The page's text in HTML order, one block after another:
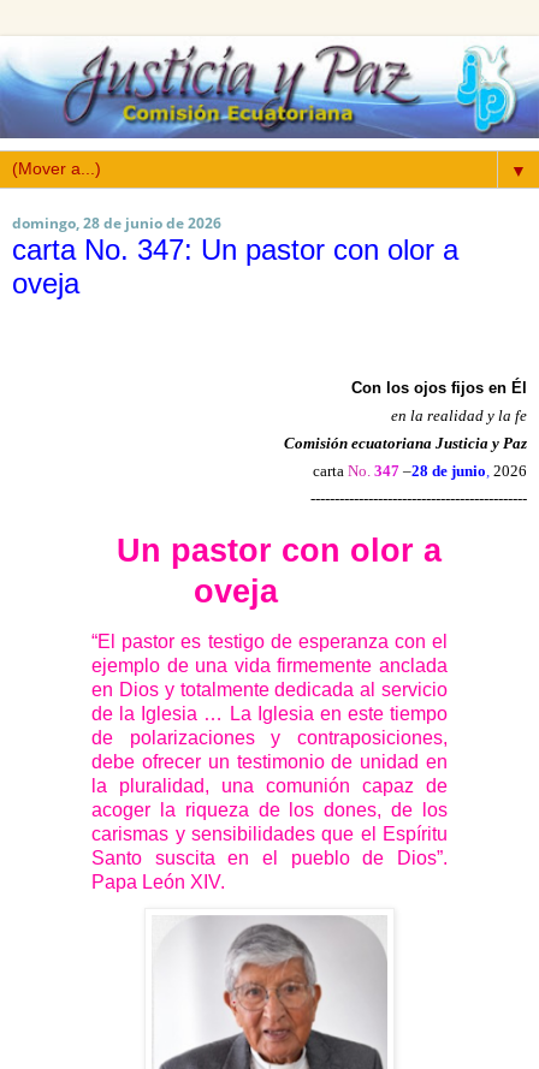
▼
domingo, 28 de junio de 2026
carta No. 347: Un pastor con olor a
oveja
Con los ojos fijos en Él
en la realidad y la fe
Comisión ecuatoriana Justicia y Paz
carta No. 347 –28 de junio 2026
---------------------------------------------
Un pastor con olor a
oveja
“El pastor es testigo de esperanza con el
ejemplo de una vida firmemente anclada
en Dios y totalmente dedicada al servicio
de la Iglesia … La Iglesia en este tiempo
de polarizaciones y contraposiciones,
debe ofrecer un testimonio de unidad en
la pluralidad, una comunión capaz de
acoger la riqueza de los dones, de los
carismas y sensibilidades que el Espíritu
Santo suscita en el pueblo de Dios”.
Papa León XIV.